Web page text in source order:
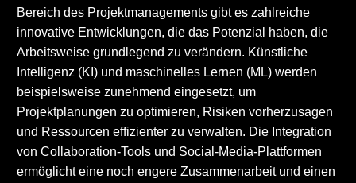
Bereich des Projektmanagements gibt es zahlreiche
innovative Entwicklungen, die das Potenzial haben, die
Arbeitsweise grundlegend zu verändern. Künstliche
Intelligenz (KI) und maschinelles Lernen (ML) werden
beispielsweise zunehmend eingesetzt, um
Projektplanungen zu optimieren, Risiken vorherzusagen
und Ressourcen effizienter zu verwalten. Die Integration
von Collaboration-Tools und Social-Media-Plattformen
ermöglicht eine noch engere Zusammenarbeit und einen